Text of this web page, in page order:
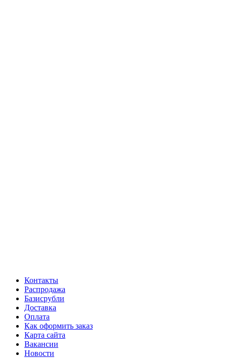
Контакты
Распродажа
Базисрубли
Доставка
Оплата
Как оформить заказ
Карта сайта
Вакансии
Новости